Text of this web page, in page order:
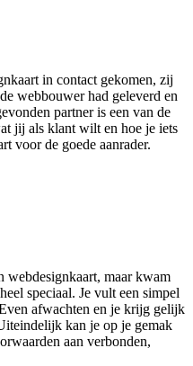
in contact gekomen, zij
webbouwer had geleverd en
partner is een van de
jij als klant wilt en hoe je iets
voor de goede aanrader.
webdesignkaart, maar kwam
speciaal. Je vult een simpel
afwachten en je krijg gelijk
kan je op je gemak
aan verbonden,